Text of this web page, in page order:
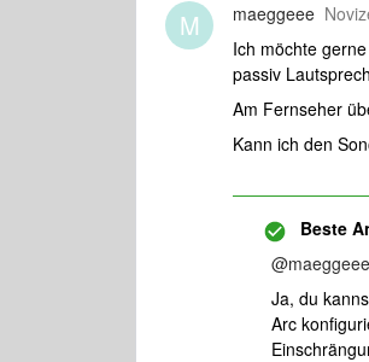
M maeggeee
Ich möchte
passiv
Am Fernseher
Kann ich den
Beste
@maeggeee
Ja, du
Arc